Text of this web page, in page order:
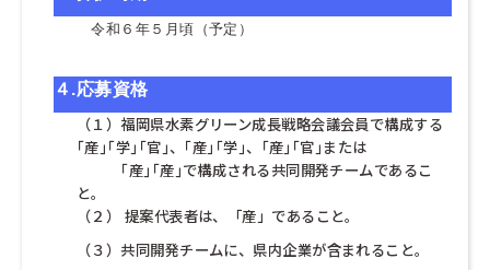
令和６年５月頃（予定）
４.応募資格
（１）福岡県水素グリーン成長戦略会議会員で構成する
｢産｣｢学｣｢官｣、｢産｣｢学｣、｢産｣｢官｣または
｢産｣｢産｣で構成される共同開発チームであるこ
と。
（２） 提案代表者は、「産」であること。
（３）共同開発チームに、県内企業が含まれること。